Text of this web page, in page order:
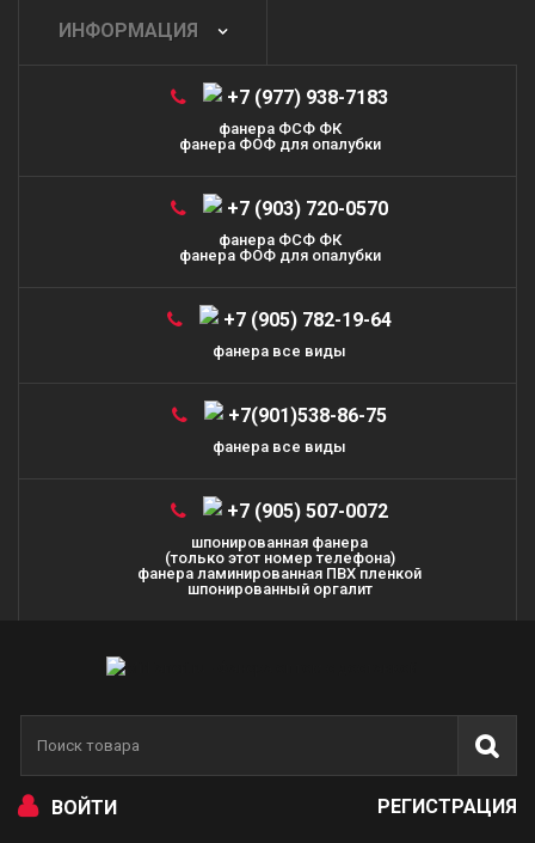
ИНФОРМАЦИЯ
+7 (977) 938-7183
фанера ФСФ ФК
фанера ФОФ для опалубки
+7 (903) 720-0570
фанера ФСФ ФК
фанера ФОФ для опалубки
+7 (905) 782-19-64
фанера все виды
+7(901)538-86-75
фанера все виды
+7 (905) 507-0072
шпонированная фанера
(только этот номер телефона)
фанера ламинированная ПВХ пленкой
шпонированный оргалит
ВОЙТИ РЕГИСТРАЦИЯ